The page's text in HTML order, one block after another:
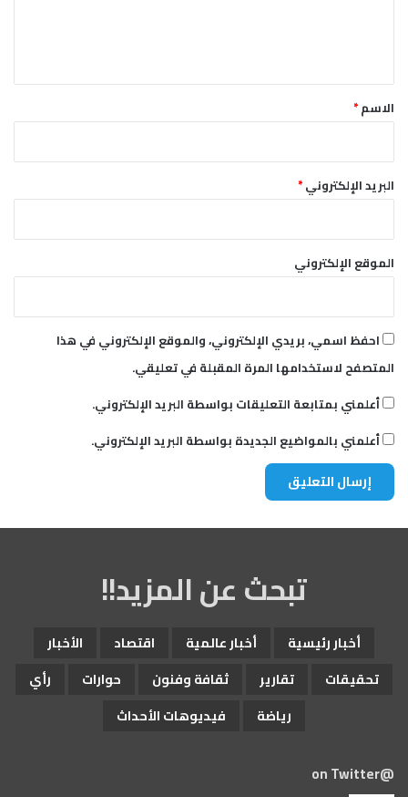
*الاسم*
البريد الإلكتروني*
الموقع الإلكتروني
احفظ اسمي، بريدي الإلكتروني، والموقع الإلكتروني في هذا
المتصفح لاستخدامها المرة المقبلة في تعليقي.
أعلمني بمتابعة التعليقات بواسطة البريد الإلكتروني.
أعلمني بالمواضيع الجديدة بواسطة البريد الإلكتروني.
تبحث عن المزيد!!
أخبار رئيسية أخبار عالمية اقتصاد
الأخبار
تحقيقات
تقارير ثقافة وفنون حوارات
رأي
رياضة
فيديوهات الأحداث
@on Twitter